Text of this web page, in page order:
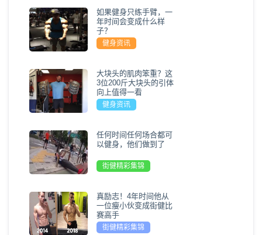
如果健身只练手臂，一
年时间会变成什么样
子？
健身资讯
大块头的肌肉笨重？这
3位200斤大块头的引体
向上值得一看
健身资讯
任何时间任何场合都可
以健身，他们做到了
街健精彩集锦
真励志！4年时间他从
一位瘦小伙变成街健比
赛高手
街健精彩集锦